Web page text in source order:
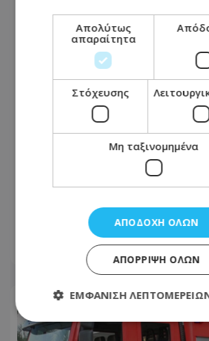
Με ισχυρές δυνάμεις η
πυρκαγιάς στον ΧΥΤΑ
μάχη και εκσκαφέας
09.08.2026 - 15:50
Απολύτως
απαραίτητα
Στόχευσης
Μη ταξινομημένα
ΑΠΟΔΟΧΉ ΌΛΩΝ
ΑΠΌΡΡΙΨΗ ΌΛΩΝ
ΕΜΦΆΝΙΣΗ